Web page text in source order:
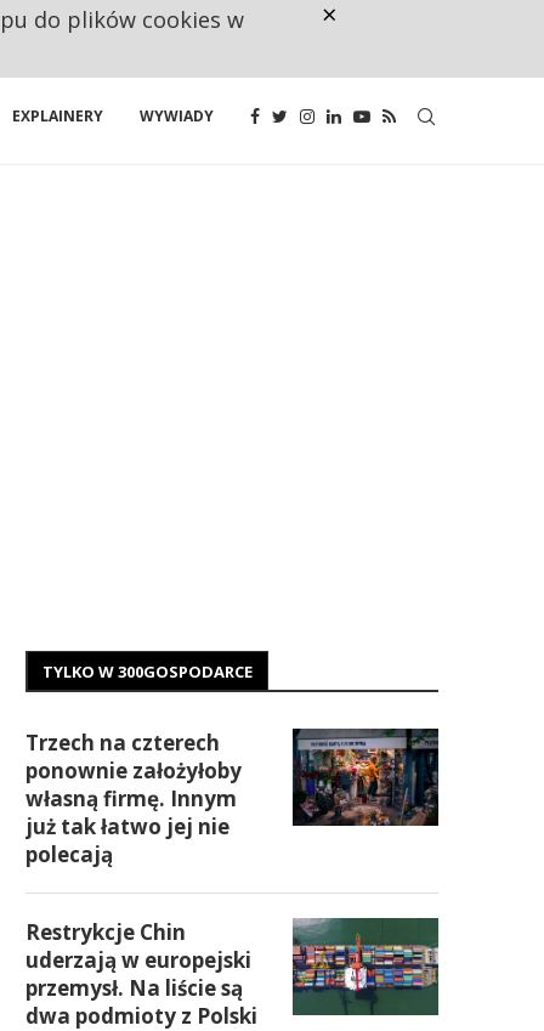
EXPLAINERY WYWIADY
TYLKO W 300GOSPODARCE
Trzech na czterech
ponownie założyłoby
własną firmę. Innym
już tak łatwo jej nie
polecają
Restrykcje Chin
uderzają w europejski
przemysł. Na liście są
dwa podmioty z Polski
do plików cookies w ×